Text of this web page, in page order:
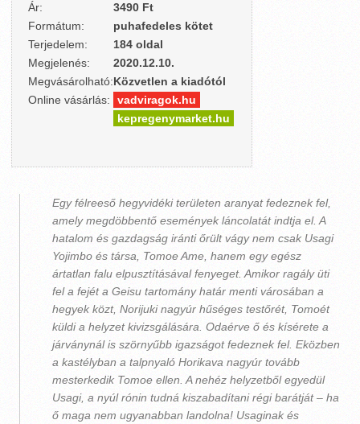
Ár:
3490 Ft
Formátum:
puhafedeles kötet
Terjedelem:
184 oldal
Megjelenés:
2020.12.10.
Megvásárolható:Közvetlen a kiadótól
Online vásárlás:
vadviragok.hu
kepregenymarket.hu
Egy félreeső hegyvidéki területen aranyat fedeznek fel,
amely megdöbbentő események láncolatát indtja el. A
hatalom és gazdagság iránti őrült vágy nem csak Usagi
Yojimbo és társa, Tomoe Ame, hanem egy egész
ártatlan falu elpusztításával fenyeget. Amikor ragály üti
fel a fejét a Geisu tartomány határ menti városában a
hegyek közt, Norijuki nagyúr hűséges testőrét, Tomoét
küldi a helyzet kivizsgálására. Odaérve ő és kísérete a
járványnál is szörnyűbb igazságot fedeznek fel. Eközben
a kastélyban a talpnyaló Horikava nagyúr tovább
mesterkedik Tomoe ellen. A nehéz helyzetből egyedül
Usagi, a nyúl rónin tudná kiszabadítani régi barátját – ha
ő maga nem ugyanabban landolna! Usaginak és